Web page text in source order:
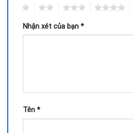
Nhận xét của bạn *
Tên *